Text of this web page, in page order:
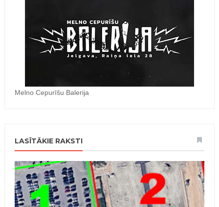
Melno Cepurīšu Balerija
LASĪTĀKIE RAKSTI